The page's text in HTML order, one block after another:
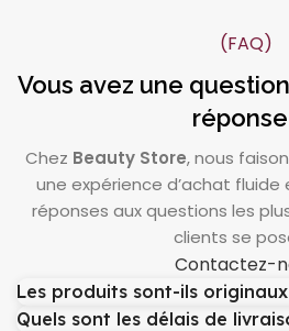
(FAQ)
Vous avez une
Chez Beauty Store, nous
une expérience d’achat fluide
réponses aux questions les
clients se
Contactez-
Les produits sont-ils
Quels sont les délais de